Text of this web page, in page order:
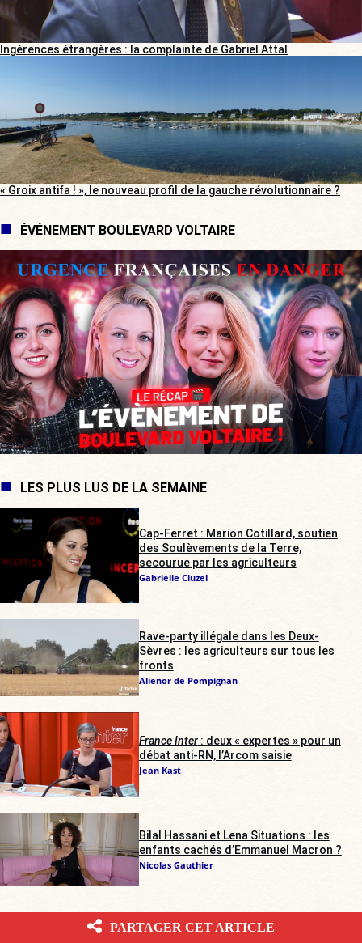
Ingérences étrangères : la complainte de Gabriel Attal
« Groix antifa ! », le nouveau profil de la gauche révolutionnaire ?
ÉVÉNEMENT BOULEVARD VOLTAIRE
LES PLUS LUS DE LA SEMAINE
Cap-Ferret : Marion Cotillard, soutien
des Soulèvements de la Terre,
secourue par les agriculteurs
Gabrielle Cluzel
Rave-party illégale dans les Deux-
Sèvres : les agriculteurs sur tous les
fronts
Alienor de Pompignan
France Inter: deux « expertes » pour un
débat anti-RN, l’Arcom saisie
Jean Kast
Bilal Hassani et Lena Situations : les
enfants cachés d’Emmanuel Macron ?
Nicolas Gauthier
LES PLUS LUS DU MOISPARTAGER CET ARTICLE